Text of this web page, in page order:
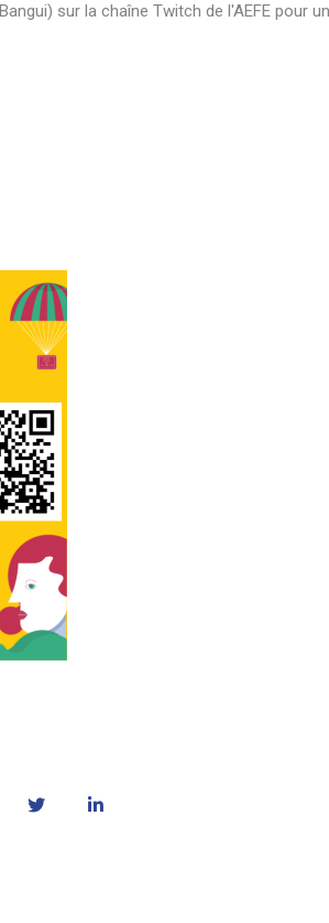
sur la chaîne Twitch de l'AEFE pour